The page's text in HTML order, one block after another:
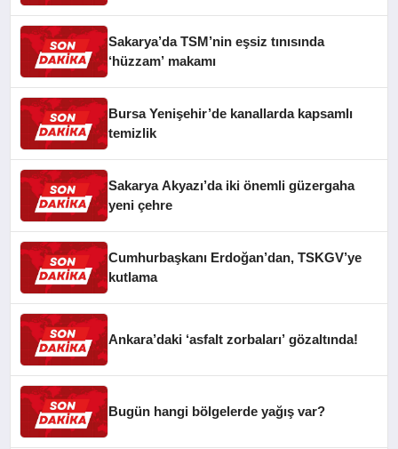
Sakarya’da TSM’nin eşsiz tınısında
‘hüzzam’ makamı
Bursa Yenişehir’de kanallarda kapsamlı
temizlik
Sakarya Akyazı’da iki önemli güzergaha
yeni çehre
Cumhurbaşkanı Erdoğan’dan, TSKGV’ye
kutlama
Ankara’daki ‘asfalt zorbaları’ gözaltında!
Bugün hangi bölgelerde yağış var?